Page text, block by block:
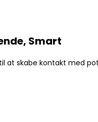
Smart
at skabe kontakt med